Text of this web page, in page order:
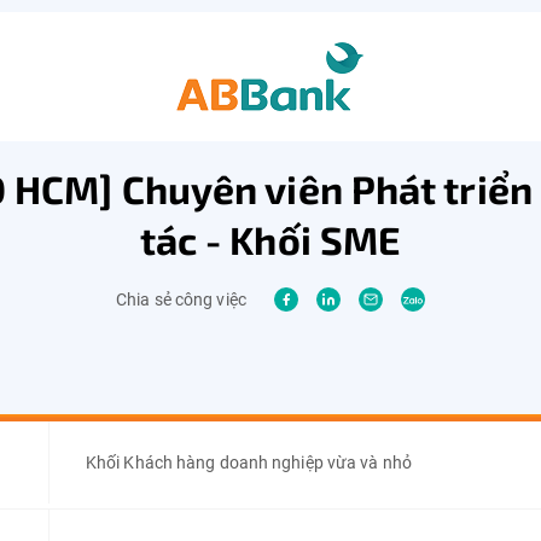
HCM] Chuyên viên Phát
tác - Khối SME
Chia sẻ công việc
Khối Khách hàng doanh nghiệp vừa và nhỏ